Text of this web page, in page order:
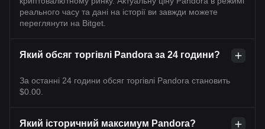
реального часу та дані на історії ви завжди можете
переглянути на Bitget.
Який обсяг торгівлі Pandora за 24 години?
За останні 24 години обсяг торгівлі Pandora становить
$0.00.
Який історичний максимум Pandora?